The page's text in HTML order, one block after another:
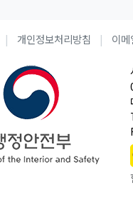
개인정보처리방침 이